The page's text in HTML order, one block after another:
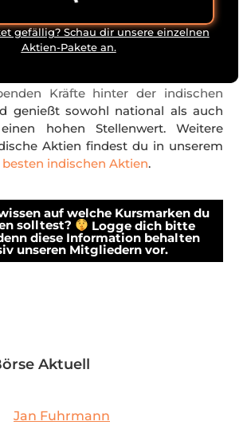
ist ein indisches Konglomerat
größten Unternehmen des Landes.
Spektrum an Branchen ab,
Raffinerien, Einzelhandel
Kräfte hinter der indischen
genießt sowohl national als auch
hohen Stellenwert. Weitere
Aktien findest du in unserem
besten indischen Aktien.
auf welche Kursmarken du
solltest?
Logge dich bitte
diese Information behalten
unseren Mitgliedern vor.
Aktuell
Jan Fuhrmann
gefällig? Schau dir unsere einzelnen
Aktien-Pakete an.